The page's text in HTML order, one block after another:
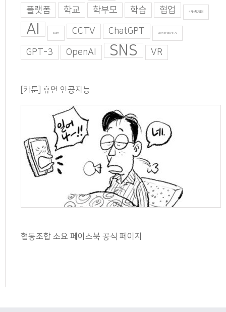
플랫폼 학교 학부모 학습 협업 4차산업혁명
AI Burn CCTV ChatGPT Generative AI
GPT-3 OpenAI SNS VR
[카툰] 휴먼 인공지능
협동조합 소요 페이스북 공식 페이지